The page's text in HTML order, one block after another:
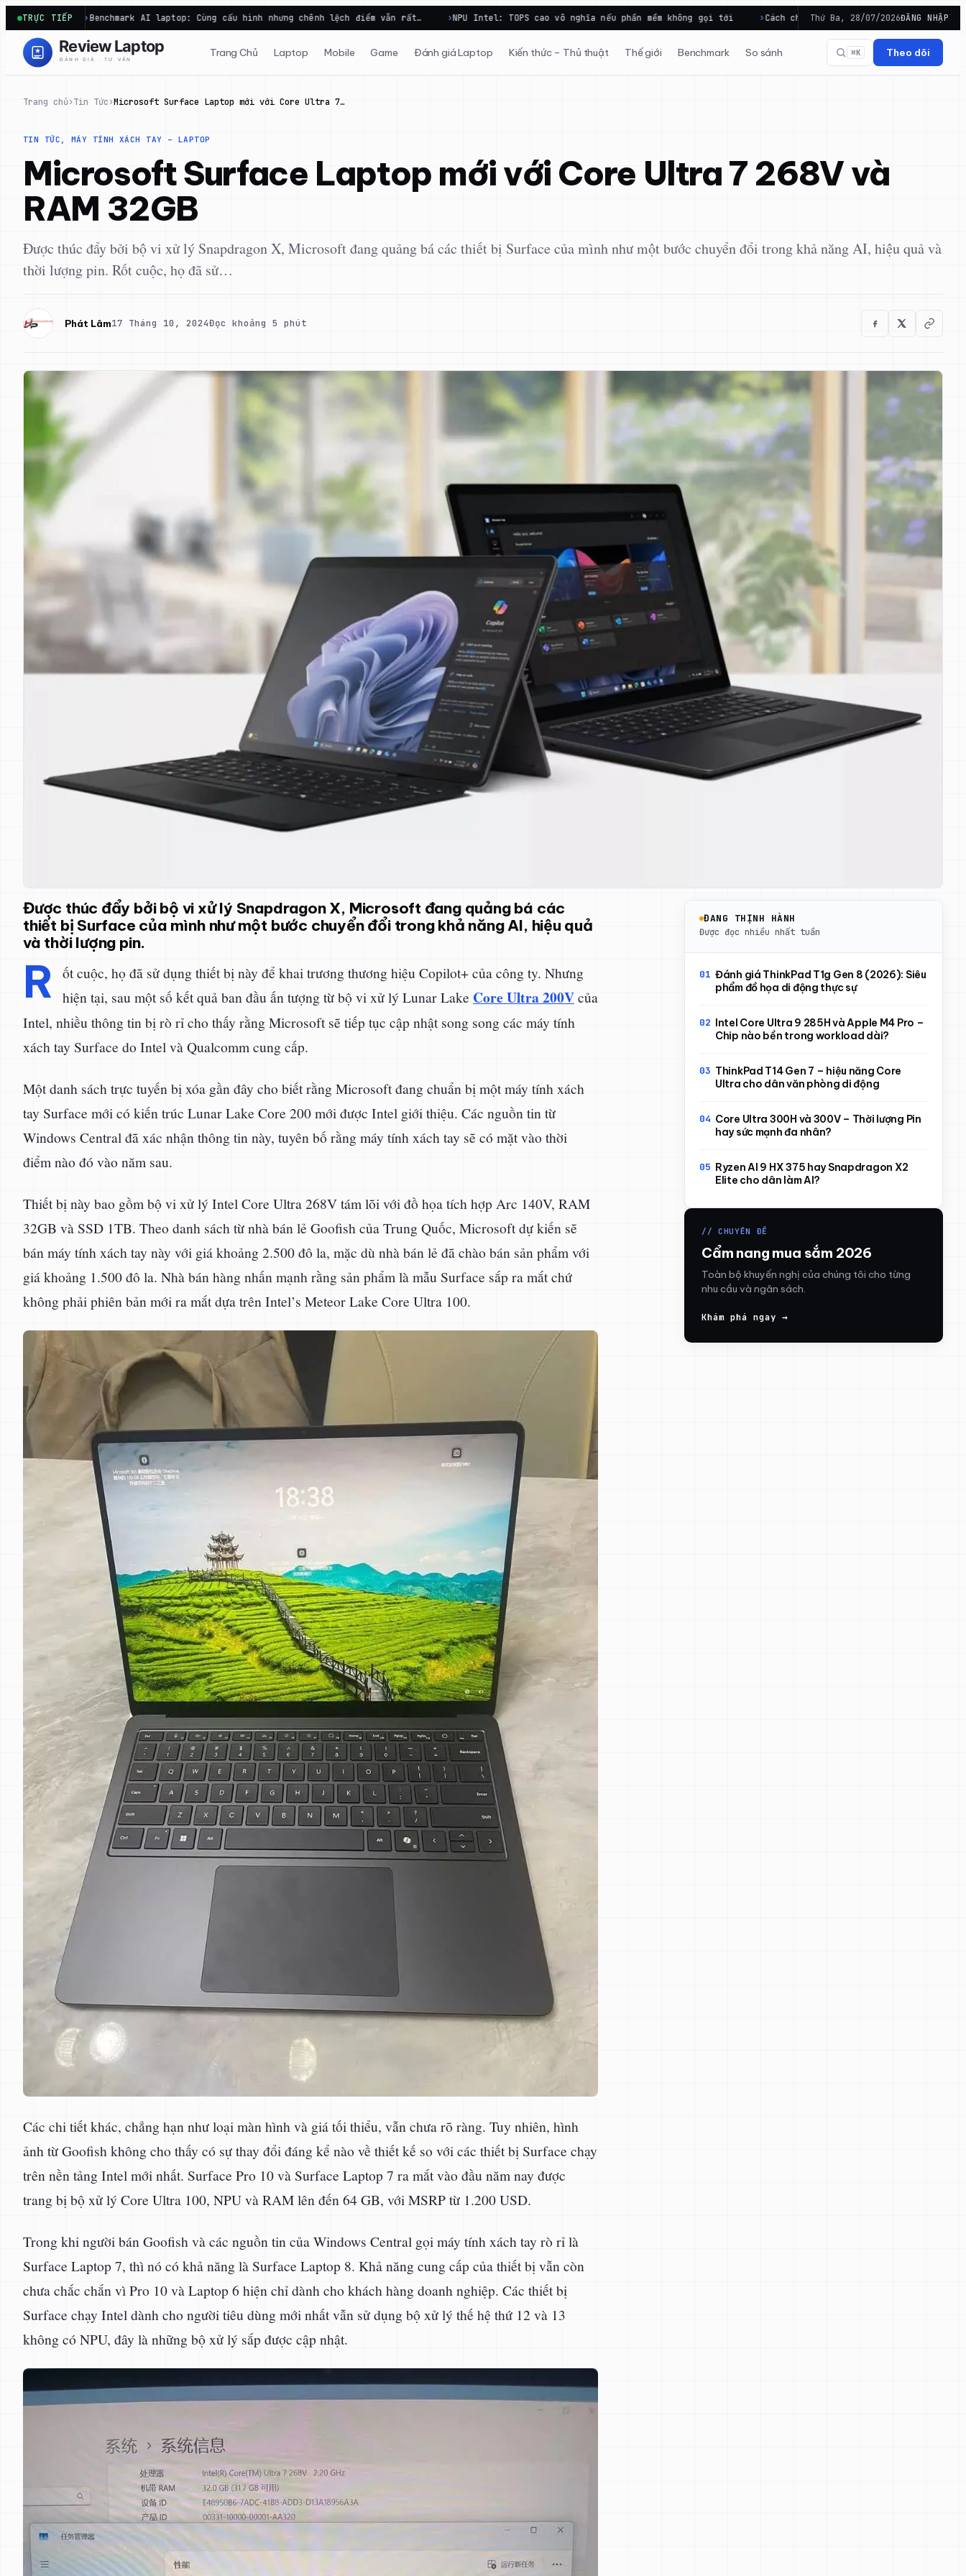
Chuyển
đến
phần
TRỰC TIẾPAI laptop: Cùng cấu hình nhưng chênh lệch điểm vẫn rất… NPU Intel: TOPS cao vô nghĩa nếu phần mềm không gọi tới Cách chọn Cấu hình Laptop để dùng lâu dài và đúng mục…
Thứ Ba, 28/07/2026ĐĂNG NHẬP
Trang Chủ Laptop Mobile Game Đánh giá Laptop Kiến thức – Thủ thuật Thế giới Benchmark So sánh ⌘K Theo dõi
Trang chủ›Tin Tức›Microsoft Surface Laptop mới với Core Ultra 7…
TIN TỨC , MÁY TÍNH XÁCH TAY – LAPTOP
Microsoft Surface Laptop mới với Core Ultra 7 268V và
RAM 32GB
Được thúc đẩy bởi bộ vi xử lý Snapdragon X, Microsoft đang quảng bá các thiết bị Surface của mình như một bước chuyển đổi trong khả năng AI, hiệu quả và
thời lượng pin. Rốt cuộc, họ đã sử…
Phát Lâm17 Tháng 10, 2024Đọc khoảng 5 phút
Được thúc đẩy bởi bộ vi xử lý Snapdragon X, Microsoft đang quảng bá các
thiết bị Surface của mình như một bước chuyển đổi trong khả năng AI, hiệu quả
và thời lượng pin.
R
ốt cuộc, họ đã sử dụng thiết bị này để khai trương thương hiệu Copilot+ của công ty. Nhưng
hiện tại, sau một số kết quả ban đầu ấn tượng từ bộ vi xử lý Lunar Lake Core Ultra 200Vcủa
Intel, nhiều thông tin bị rò rỉ cho thấy rằng Microsoft sẽ tiếp tục cập nhật song song các máy tính
xách tay Surface do Intel và Qualcomm cung cấp.
Một danh sách trực tuyến bị xóa gần đây cho biết rằng Microsoft đang chuẩn bị một máy tính xách
tay Surface mới có kiến trúc Lunar Lake Core 200 mới được Intel giới thiệu. Các nguồn tin từ
Windows Central đã xác nhận thông tin này, tuyên bố rằng máy tính xách tay sẽ có mặt vào thời
điểm nào đó vào năm sau.
Thiết bị này bao gồm bộ vi xử lý Intel Core Ultra 268V tám lõi với đồ họa tích hợp Arc 140V, RAM
32GB và SSD 1TB. Theo danh sách từ nhà bán lẻ Goofish của Trung Quốc, Microsoft dự kiến sẽ
bán máy tính xách tay này với giá khoảng 2.500 đô la, mặc dù nhà bán lẻ đã chào bán sản phẩm với
giá khoảng 1.500 đô la. Nhà bán hàng nhấn mạnh rằng sản phẩm là mẫu Surface sắp ra mắt chứ
không phải phiên bản mới ra mắt dựa trên Intel’s Meteor Lake Core Ultra 100.
Các chi tiết khác, chẳng hạn như loại màn hình và giá tối thiểu, vẫn chưa rõ ràng. Tuy nhiên, hình
ảnh từ Goofish không cho thấy có sự thay đổi đáng kể nào về thiết kế so với các thiết bị Surface chạy
trên nền tảng Intel mới nhất. Surface Pro 10 và Surface Laptop 7 ra mắt vào đầu năm nay được
trang bị bộ xử lý Core Ultra 100, NPU và RAM lên đến 64 GB, với MSRP từ 1.200 USD.
Trong khi người bán Goofish và các nguồn tin của Windows Central gọi máy tính xách tay rò rỉ là
Surface Laptop 7, thì nó có khả năng là Surface Laptop 8. Khả năng cung cấp của thiết bị vẫn còn
chưa chắc chắn vì Pro 10 và Laptop 6 hiện chỉ dành cho khách hàng doanh nghiệp. Các thiết bị
Surface chạy Intel dành cho người tiêu dùng mới nhất vẫn sử dụng bộ xử lý thế hệ thứ 12 và 13
không có NPU, đây là những bộ xử lý sắp được cập nhật.
ĐANG THỊNH HÀNH
Được đọc nhiều nhất tuần
Đánh giá ThinkPad T1g Gen 8 (2026): Siêu
phẩm đồ họa di động thực sự
Intel Core Ultra 9 285H và Apple M4 Pro –
Chip nào bền trong workload dài?
ThinkPad T14 Gen 7 – hiệu năng Core
Ultra cho dân văn phòng di động
Core Ultra 300H và 300V – Thời lượng Pin
hay sức mạnh đa nhân?
Ryzen AI 9 HX 375 hay Snapdragon X2
Elite cho dân làm AI?
// CHUYÊN ĐỀ
Cẩm nang mua sắm 2026
Toàn bộ khuyến nghị của chúng tôi cho từng
nhu cầu và ngân sách.
Khám phá ngay →